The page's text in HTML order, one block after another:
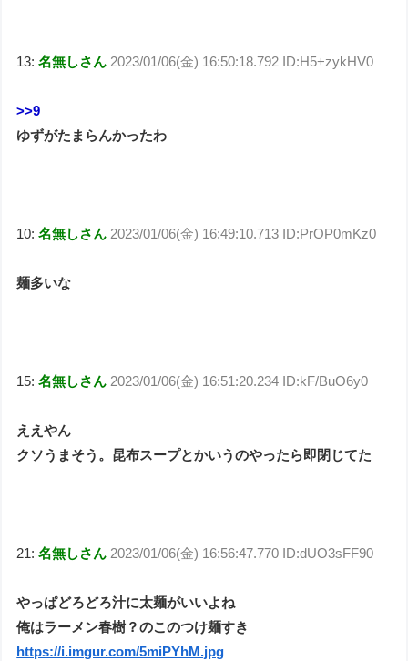
13:名無しさん 2023/01/06(金) 16:50:18.792 ID:H5+zykHV0
>>9
ゆずがたまらんかったわ
10:名無しさん 2023/01/06(金) 16:49:10.713 ID:PrOP0mKz0
麺多いな
15:名無しさん 2023/01/06(金) 16:51:20.234 ID:kF/BuO6y0
ええやん
クソうまそう。昆布スープとかいうのやったら即閉じてた
21:名無しさん 2023/01/06(金) 16:56:47.770 ID:dUO3sFF90
やっぱどろどろ汁に太麺がいいよね
俺はラーメン春樹？のこのつけ麺すき
https://i.imgur.com/5miPYhM.jpg